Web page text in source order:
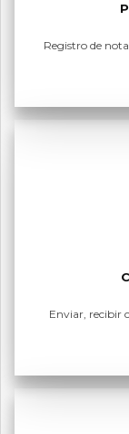
Registro de
Enviar, recibir